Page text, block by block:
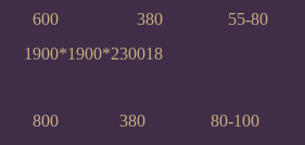
600 380 55-80
1900*1900*230018
800 380 80-100